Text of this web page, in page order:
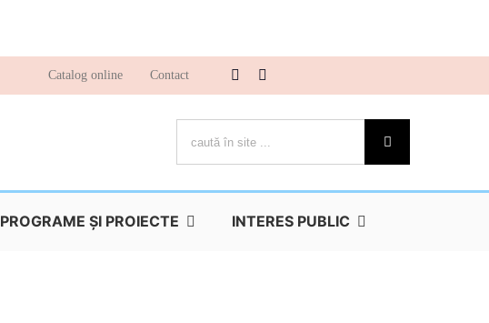
Catalog online Contact
PROGRAME ŞI PROIECTE INTERES PUBLIC